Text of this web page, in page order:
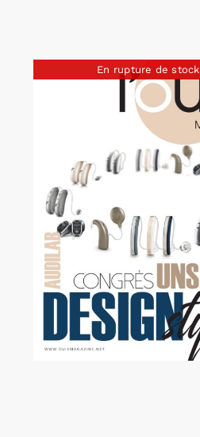
En rupture de stock